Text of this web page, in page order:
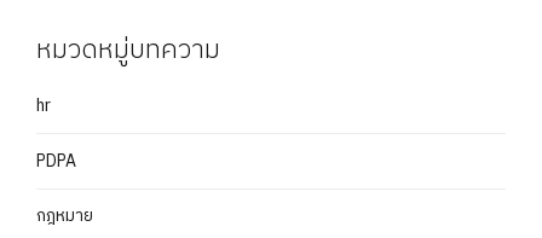
หมวดหมู่บทความ
hr
PDPA
กฎหมาย